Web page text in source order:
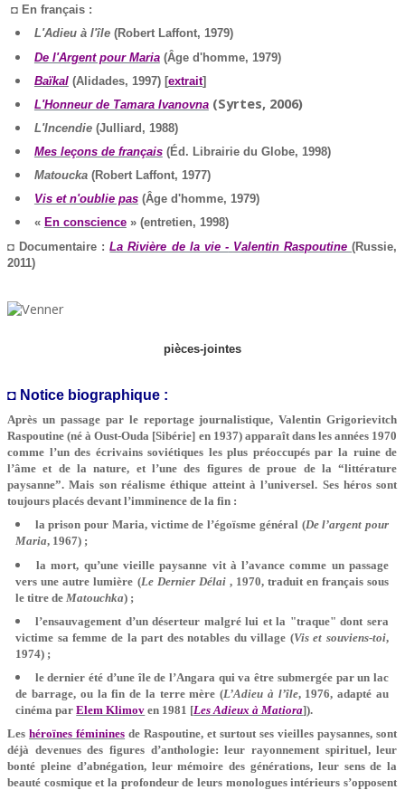
◘ En français :
L'Adieu à l'île(Robert Laffont, 1979)
De l'Argent pour Maria(Âge d'homme, 1979)
Baïkal(Alidades, 1997) [extrait]
L'Honneur de Tamara Ivanovna(Syrtes, 2006)
L'Incendie(Julliard, 1988)
Mes leçons de français(Éd. Librairie du Globe, 1998)
Matoucka(Robert Laffont, 1977)
Vis et n'oublie pas(Âge d'homme, 1979)
« En conscience» (entretien, 1998)
◘ Documentaire :La Rivière de la vie - Valentin Raspoutine(Russie,
2011)
pièces-jointes
◘ Notice biographique :
Après un passage par le reportage journalistique, Valentin Grigorievitch
Raspoutine (né à Oust-Ouda [Sibérie] en 1937) apparaît dans les années 1970
comme l’un des écrivains soviétiques les plus préoccupés par la ruine de
l’âme et de la nature, et l’une des figures de proue de la “littérature
paysanne”. Mais son réalisme éthique atteint à l’universel. Ses héros sont
toujours placés devant l’imminence de la fin :
la prison pour Maria, victime de l’égoïsme général (De l’argent pour
Maria, 1967) ;
la mort, qu’une vieille paysanne vit à l’avance comme un passage
vers une autre lumière (Le Dernier Délai, 1970, traduit en français sous
le titre de Matouchka) ;
l’ensauvagement d’un déserteur malgré lui et la "traque" dont sera
victime sa femme de la part des notables du village (Vis et souviens-toi,
1974) ;
le dernier été d’une île de l’Angara qui va être submergée par un lac
de barrage, ou la fin de la terre mère (L’Adieu à l’île, 1976, adapté au
cinéma parElem Klimov en 1981 [Les Adieux à Matiora]).
Leshéroïnes féminines de Raspoutine, et surtout ses vieilles paysannes, sont
déjà devenues des figures d’anthologie: leur rayonnement spirituel, leur
bonté pleine d’abnégation, leur mémoire des générations, leur sens de la
beauté cosmique et la profondeur de leurs monologues intérieurs s’opposent